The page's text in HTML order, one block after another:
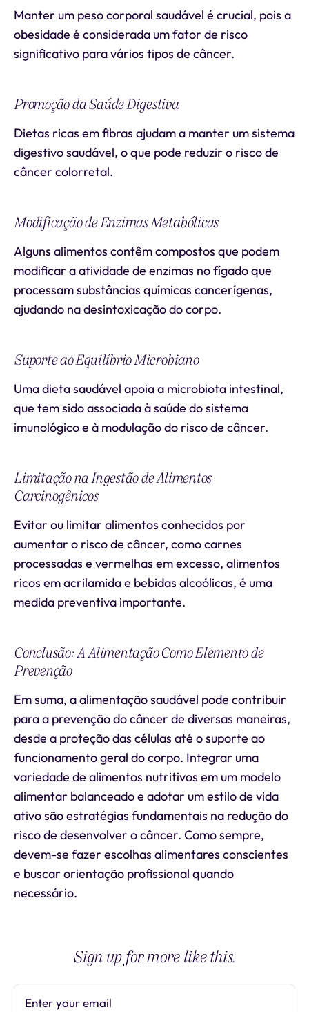
Manter um peso corporal saudável é crucial, pois a
obesidade é considerada um fator de risco
significativo para vários tipos de câncer.
Promoção da Saúde Digestiva
Dietas ricas em fibras ajudam a manter um sistema
digestivo saudável, o que pode reduzir o risco de
câncer colorretal.
Modificação de Enzimas Metabólicas
Alguns alimentos contêm compostos que podem
modificar a atividade de enzimas no fígado que
processam substâncias químicas cancerígenas,
ajudando na desintoxicação do corpo.
Suporte ao Equilíbrio Microbiano
Uma dieta saudável apoia a microbiota intestinal,
que tem sido associada à saúde do sistema
imunológico e à modulação do risco de câncer.
Limitação na Ingestão de Alimentos
Carcinogênicos
Evitar ou limitar alimentos conhecidos por
aumentar o risco de câncer, como carnes
processadas e vermelhas em excesso, alimentos
ricos em acrilamida e bebidas alcoólicas, é uma
medida preventiva importante.
Conclusão: A Alimentação Como Elemento de
Prevenção
Em suma, a alimentação saudável pode contribuir
para a prevenção do câncer de diversas maneiras,
desde a proteção das células até o suporte ao
funcionamento geral do corpo. Integrar uma
variedade de alimentos nutritivos em um modelo
alimentar balanceado e adotar um estilo de vida
ativo são estratégias fundamentais na redução do
risco de desenvolver o câncer. Como sempre,
devem-se fazer escolhas alimentares conscientes
e buscar orientação profissional quando
necessário.
Sign up for more like this.
Enter your email